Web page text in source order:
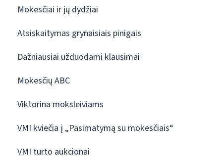
Mokesčiai ir jų dydžiai
Atsiskaitymas grynaisiais pinigais
Dažniausiai užduodami klausimai
Mokesčių ABC
Viktorina moksleiviams
VMI kviečia į „Pasimatymą su mokesčiais“
VMI turto aukcionai